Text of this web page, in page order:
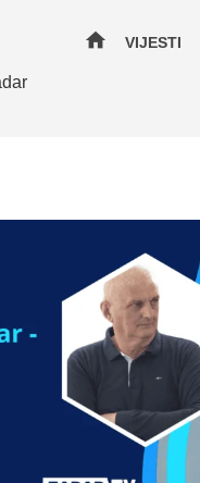
home VIJESTI